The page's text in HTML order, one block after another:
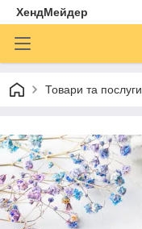
ХендМейдер
Товари та послуги